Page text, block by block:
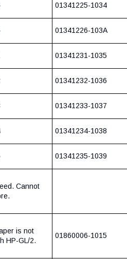
01341225-1034
01341226-103A
01341231-1035
01341232-1036
01341233-1037
01341234-1038
01341235-1039
Cannot
is not
HP-GL/2.
01860006-1015